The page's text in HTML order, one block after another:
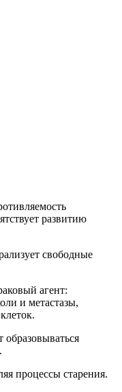
развитию
свободные
агент:
и метастазы,
образовываться
процессы старения.